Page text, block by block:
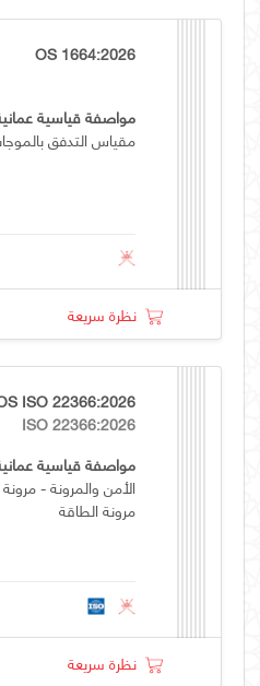
OS 1664:2026
مواصفة قياسية
مقياس التدفق
نظرة سريعة
ISO 22366:2026
ISO 22366:2026
مواصفة قياسية
الأمن والمرونة -
مرونة الطاقة
نظرة سريعة